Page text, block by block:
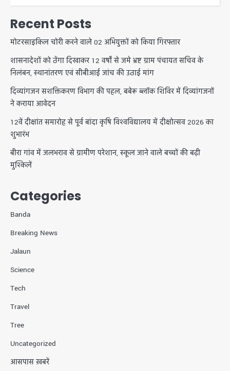
Recent Posts
मोटरसाइकिल चोरी करने वाले 02 अभियुक्तों को किया गिरफ्तार
शासनादेशों को ठेंगा दिखाकर 12 वर्षों से जमे भ्रष्ट ग्राम पंचायत सचिव के
निलंबन, स्थानांतरण एवं सीबीआई जांच की उठाई मांग
दिव्यांगजन सशक्तिकरण विभाग की पहल, बबेरू ब्लॉक शिविर में दिव्यांगजनों
ने कराया आवेदन
12वें दीक्षांत समारोह से पूर्व बांदा कृषि विश्वविद्यालय में दीक्षोत्सव 2026 का
शुभारंभ
बीरा गांव में जलभराव से ग्रामीण परेशान, स्कूल जाने वाले बच्चों की बढ़ी
मुश्किलें
Categories
Banda
Breaking News
Jalaun
Science
Tech
Travel
Tree
Uncategorized
आसपास ख़बरें